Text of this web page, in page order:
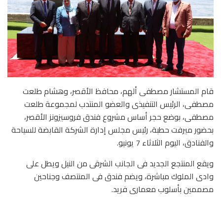
قام المستشار مصطفى ألهم، محافظ الأقصر، وهشام طلعت
مصطفى، الرئيس التنفيذى والعضو المنتدب لمجموعة طلعت
مصطفى، بوضع حجر أساس مشروع فندق فروسيزونز الأقصر،
بحضور ميرفت حطبة، رئيس مجلس إدارة الشركة القابضة للسياحة
والفنادق، اليوم الثلاثاء 7 يونيو.
ويقع المنتجع الجديد فى الجانب الشرقى من النيل ويطل على
وادى الملوك مباشرة، ويضم فندق فى المنتصف وجناحين
مصممين بأسلوب معمارى فريد.